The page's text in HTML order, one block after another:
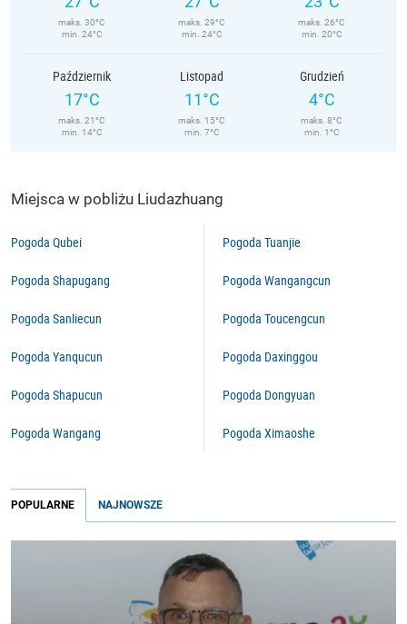
maks. 30°C
min. 24°C
maks. 29°C
min. 24°C
maks. 26°C
min. 20°C
Październik
17°C
maks. 21°C
min. 14°C
Listopad
11°C
maks. 15°C
min. 7°C
Grudzień
4°C
maks. 8°C
min. 1°C
Miejsca w pobliżu Liudazhuang
Pogoda Qubei
Pogoda Shapugang
Pogoda Sanliecun
Pogoda Yanqucun
Pogoda Shapucun
Pogoda Wangang
Pogoda Tuanjie
Pogoda Wangangcun
Pogoda Toucengcun
Pogoda Daxinggou
Pogoda Dongyuan
Pogoda Ximaoshe
POPULARNE NAJNOWSZE